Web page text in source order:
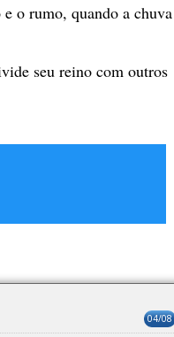
o rumo, quando a chuva
seu reino com outros
04/08